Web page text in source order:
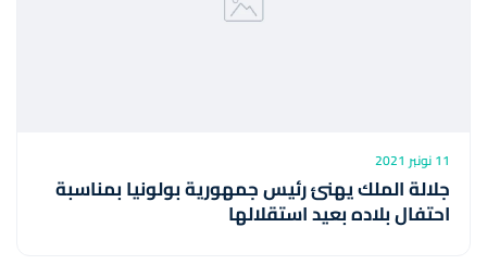
11 نونبر 2021
جلالة الملك يهنئ رئيس جمهورية بولونيا بمناسبة
احتفال بلاده بعيد استقلالها